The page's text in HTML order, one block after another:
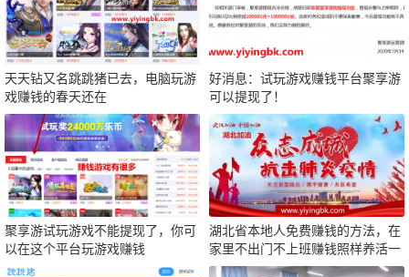
天天钻又名跳跳猪已去，电脑玩游
戏赚钱的春天还在
好消息：试玩游戏赚钱平台聚享游
可以提现了！
聚享游试玩游戏不能提现了，你可
以在这个平台玩游戏赚钱
湖北省本地人免费赚钱的方法，在
家里不出门不上班赚钱照样养活一
家人！